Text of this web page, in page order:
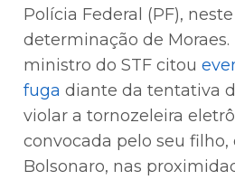
Polícia Federal (PF),
determinação de Moraes.
ministro do STF citou
fuga diante da tentativa
violar a tornozeleira
convocada pelo seu filho,
Bolsonaro, nas